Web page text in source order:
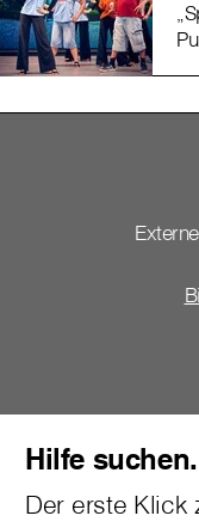
Hilfe
Der erste Klick